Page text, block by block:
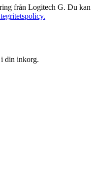
från Logitech G. Du kan
din inkorg.